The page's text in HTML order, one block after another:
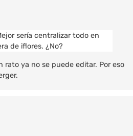
sería centralizar todo en
de iflores. ¿No?
rato ya no se puede editar. Por eso